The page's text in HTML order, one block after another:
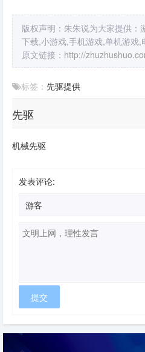
版权声明：朱朱说为大家提供：
下载,小游戏,手机游戏,单机游戏,
原文链接： http://
标签： 先驱提供
先驱
机械先驱
发表评论: